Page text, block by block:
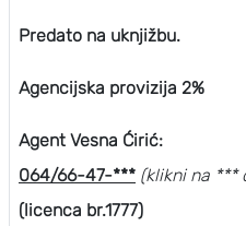
Predato na uknjižbu.
Agencijska provizija 2%
Agent Vesna Ćirić:
064/66-47-*** (klikni na ***
(licenca br.1777)